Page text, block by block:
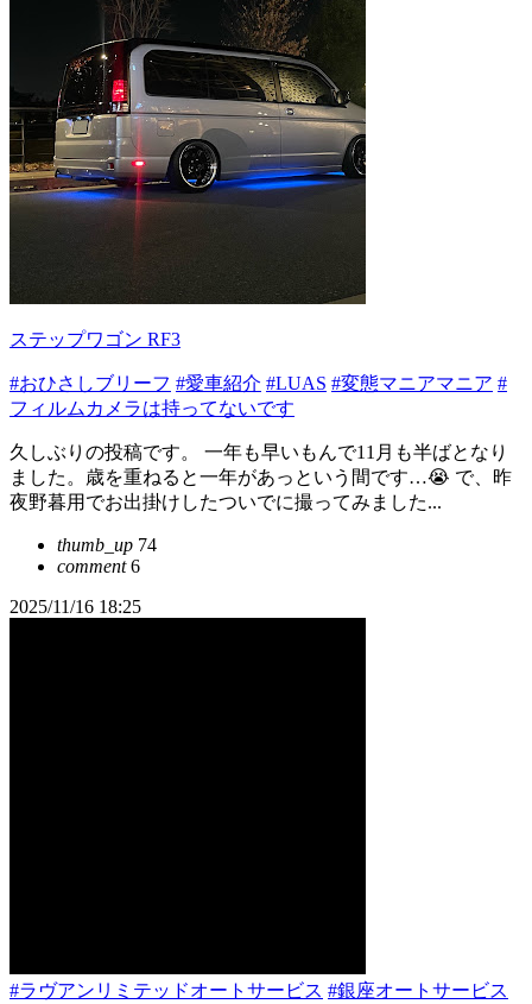
ステップワゴン RF3
#おひさしブリーフ #愛車紹介 #LUAS #変態マニアマニア #
フィルムカメラは持ってないです
久しぶりの投稿です。 一年も早いもんで11月も半ばとなり
ました。歳を重ねると一年があっという間です…😭 で、昨
夜野暮用でお出掛けしたついでに撮ってみました...
thumb_up 74
comment6
2025/11/16 18:25
#ラヴアンリミテッドオートサービス #銀座オートサービス